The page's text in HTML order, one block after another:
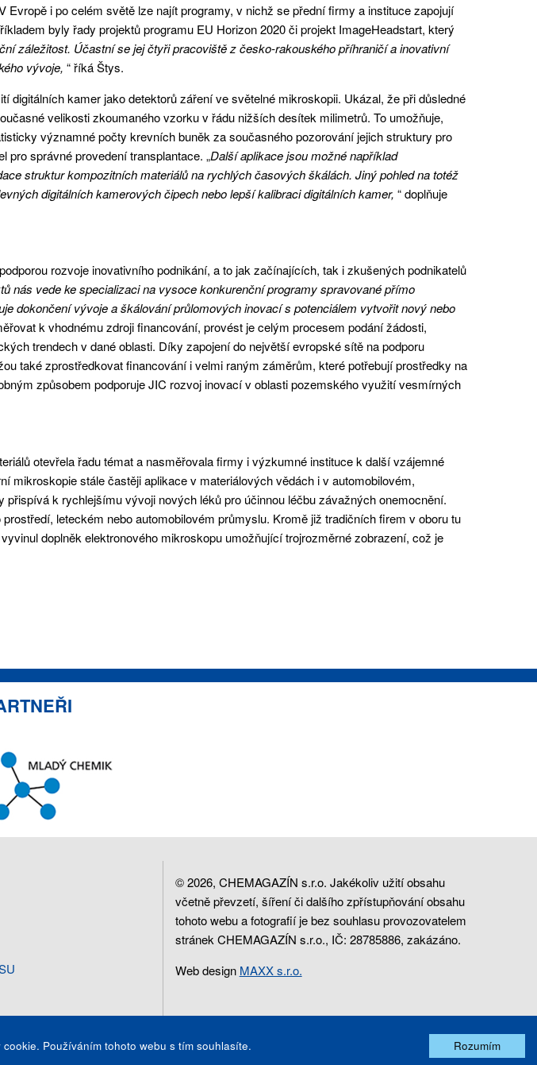
i po celém světě lze najít programy, v nichž se přední firmy a instituce zapojují
byly řady projektů programu EU Horizon 2020 či projekt ImageHeadstart, který
záležitost. Účastní se jej čtyři pracoviště z česko-rakouského příhraničí a inovativní
vývoje, “ říká Štys.
kamer jako detektorů záření ve světelné mikroskopii. Ukázal, že při důsledné
velikosti zkoumaného vzorku v řádu nižších desítek milimetrů. To umožňuje,
významné počty krevních buněk za současného pozorování jejich struktury pro
pro správné provedení transplantace. „Další aplikace jsou možné například
struktur kompozitních materiálů na rychlých časových škálách. Jiný pohled na totéž
digitálních kamerových čipech nebo lepší kalibraci digitálních kamer, “ doplňuje
rozvoje inovativního podnikání, a to jak začínajících, tak i zkušených podnikatelů
nás vede ke specializaci na vysoce konkurenční programy spravované přímo
dokončení vývoje a škálování průlomových inovací s potenciálem vytvořit nový nebo
k vhodnému zdroji financování, provést je celým procesem podání žádosti,
trendech v dané oblasti. Díky zapojení do největší evropské sítě na podporu
také zprostředkovat financování i velmi raným záměrům, které potřebují prostředky na
způsobem podporuje JIC rozvoj inovací v oblasti pozemského využití vesmírných
otevřela řadu témat a nasměřovala firmy i výzkumné instituce k další vzájemné
mikroskopie stále častěji aplikace v materiálových vědách i v automobilovém,
k rychlejšímu vývoji nových léků pro účinnou léčbu závažných onemocnění.
leteckém nebo automobilovém průmyslu. Kromě již tradičních firem v oboru tu
doplněk elektronového mikroskopu umožňující trojrozměrné zobrazení, což je
© 2026, CHEMAGAZÍN s.r.o. Jakékoliv užití obsahu
včetně převzetí, šíření či dalšího zpřístupňování obsahu
tohoto webu a fotografií je bez souhlasu provozovatelem
stránek CHEMAGAZÍN s.r.o., IČ: 28785886, zakázáno.
Web design MAXX s.r.o.
Používáním tohoto webu s tím souhlasíte. Rozumím